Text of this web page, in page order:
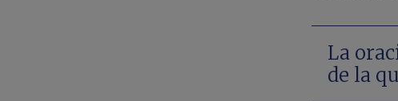
La
de la